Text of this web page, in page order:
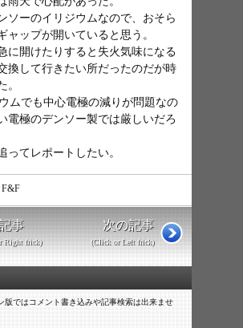
ソーのイリジウムなので、おそら
ャップが開いていると思う。
に開けたりすると失火気味になる
換して行きたい所だったのだが時
。
ムでも中心電極の減りが問題なの
電極のデンソー製では厳しいだろ
ってレポートしたい。
F&F
事
Right frick)
次の記事
(Click or Left frick)
版ではコメント書き込みや記事検索は出来ませ